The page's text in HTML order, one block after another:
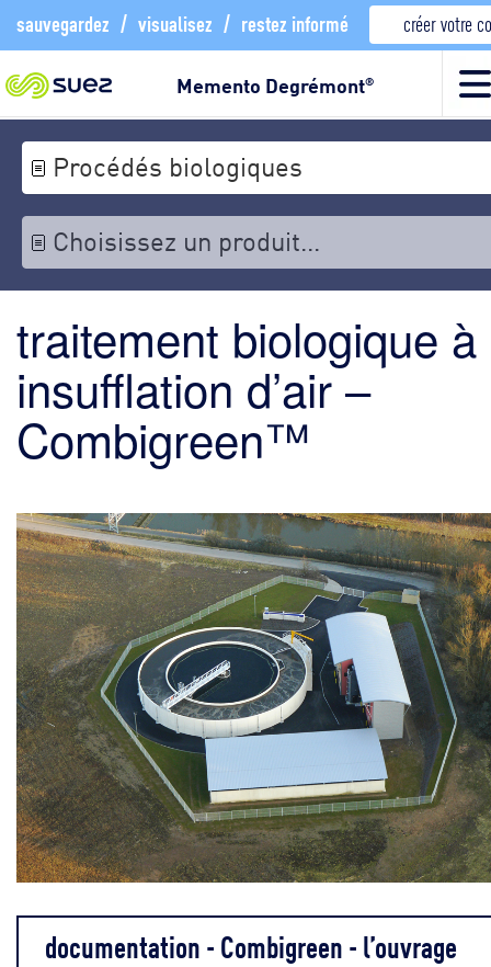
sauvegardez / visualisez / restez informé créer votre
Memento Degrémont®
Procédés biologiques
Choisissez un produit...
traitement biologique à
insufflation d’air –
Combigreen™
documentation - Combigreen - l’ouvrage